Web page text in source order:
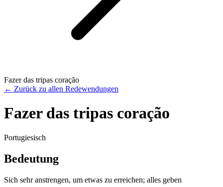
Fazer das tripas coração
← Zurück zu allen Redewendungen
Fazer das tripas coração
Portugiesisch
Bedeutung
Sich sehr anstrengen, um etwas zu erreichen; alles geben